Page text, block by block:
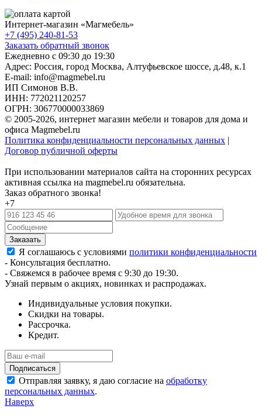
Интернет-магазин «Магмебель»
+7 (495) 240-81-53
Заказать обратный звонок
Ежедневно с 09:30 до 19:30
Адрес: Россия, город Москва, Алтуфьевское шоссе, д.48, к.1
E-mail: info@magmebel.ru
ИП Симонов В.В.
ИНН: 772021120257
ОГРН: 306770000033869
© 2005-2026, интернет магазин мебели и товаров для дома и
офиса Magmebel.ru
Политика конфиденциальности персональных данных |
Договор публичной оферты
При использовании материалов сайта на сторонних ресурсах
активная ссылка на magmebel.ru обязательна.
Заказ обратного звонка!
+7
Я соглашаюсь с условиями политики конфиденциальности
- Консультация бесплатно.
- Свяжемся в рабочее время с 9:30 до 19:30.
Узнай первым о акциях, новинках и распродажах.
Индивидуальные условия покупки.
Скидки на товары.
Рассрочка.
Кредит.
Отправляя заявку, я даю согласие на обработку
персональных данных.
Наверх